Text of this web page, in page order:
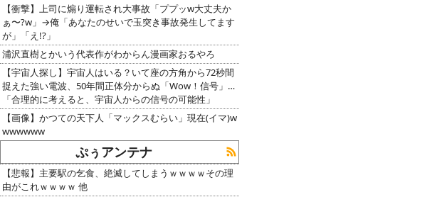
【衝撃】上司に煽り運転され大事故「ププッw大丈夫か
ぁ〜?w」→俺「あなたのせいで玉突き事故発生してます
が」「え!?」
浦沢直樹とかいう代表作がわからん漫画家おるやろ
【宇宙人探し】宇宙人はいる？いて座の方角から72秒間
捉えた強い電波、50年間正体分からぬ「Wow！信号」…
「合理的に考えると、宇宙人からの信号の可能性」
【画像】かつての天下人「マックスむらい」現在(イマ)w
wwwwww
ぷぅアンテナ
【悲報】主要駅の乞食、絶滅してしまうｗｗｗｗその理
由がこれｗｗｗｗ 他